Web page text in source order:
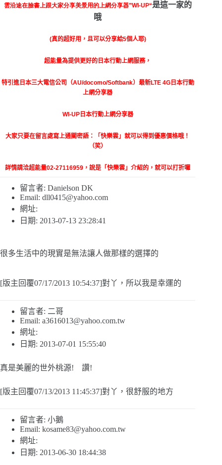
雲沿途在臉書上跟大家分享美景用的上網分享器”WI-UP“是這一家的
哦
(真的超好用，且可以分享給5個人耶)
超能量為提供更好的日本行動上網服務，
特引進日本三大電信公司（AU/docomo/Softbank）最新LTE 4G日本行動
上網分享器
WI-UP日本行動上網分享器
大家只要在留言處寫上通關密語：「快樂雲」就可以得到優惠價格哦！
（笑）
詳情請洽超能量02-27116959，說是「快樂雲」介紹的，就可以打折囉
留言者: Danielson DK
Email: dll0415@yahoo.com
網址:
日期: 2013-07-13 23:28:41
很多生活中的現實是無法讓人做那樣的選擇的
[版主回覆07/17/2013 10:54:37]對丫，所以我是幸運的
留言者: 二哥
Email: a3616013@yahoo.com.tw
網址:
日期: 2013-07-01 15:55:40
真是美麗的世外桃源! 讚!
[版主回覆07/13/2013 11:45:37]對丫，很舒服的地方
留言者: 小鵝
Email: kosame83@yahoo.com.tw
網址:
日期: 2013-06-30 18:44:38